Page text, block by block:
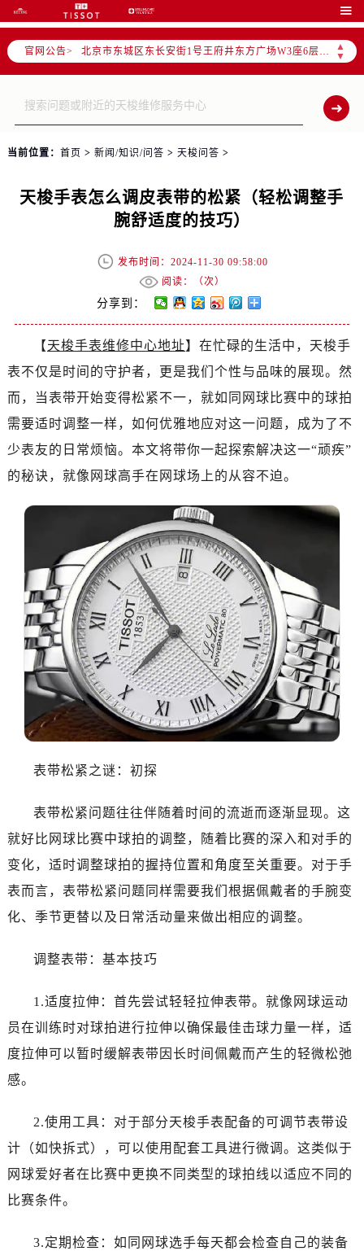

官网公告>
▲
▼
北京市朝阳区建国门外大街甲6号华熙国际中心D座11层1102室售后服务中心（需提前预约）
北京市东城区东长安街1号王府井东方广场W3座6层602室售后服务中心（需提前预约）
节假日正常营业！
当前位置： 首页 > 新闻/知识/问答 > 天梭问答 >
天梭手表怎么调皮表带的松紧（轻松调整手
腕舒适度的技巧）
发布时间：2024-11-30 09:58:00
阅读：（次）
分享到：
【天梭手表维修中心地址】在忙碌的生活中，天梭手
表不仅是时间的守护者，更是我们个性与品味的展现。然
而，当表带开始变得松紧不一，就如同网球比赛中的球拍
需要适时调整一样，如何优雅地应对这一问题，成为了不
少表友的日常烦恼。本文将带你一起探索解决这一“顽疾”
的秘诀，就像网球高手在网球场上的从容不迫。
表带松紧之谜：初探
表带松紧问题往往伴随着时间的流逝而逐渐显现。这
就好比网球比赛中球拍的调整，随着比赛的深入和对手的
变化，适时调整球拍的握持位置和角度至关重要。对于手
表而言，表带松紧问题同样需要我们根据佩戴者的手腕变
化、季节更替以及日常活动量来做出相应的调整。
调整表带：基本技巧
1.适度拉伸：首先尝试轻轻拉伸表带。就像网球运动
员在训练时对球拍进行拉伸以确保最佳击球力量一样，适
度拉伸可以暂时缓解表带因长时间佩戴而产生的轻微松弛
感。
2.使用工具：对于部分天梭手表配备的可调节表带设
计（如快拆式），可以使用配套工具进行微调。这类似于
网球爱好者在比赛中更换不同类型的球拍线以适应不同的
比赛条件。
3.定期检查：如同网球选手每天都会检查自己的装备